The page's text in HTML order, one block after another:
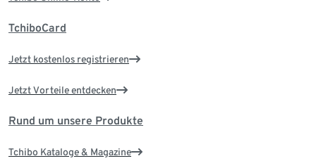
TchiboCard
Jetzt kostenlos registrieren
Jetzt Vorteile entdecken
Rund um unsere Produkte
Tchibo Kataloge & Magazine